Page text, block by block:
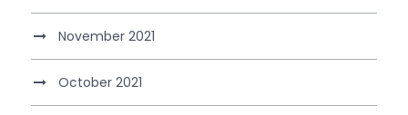
November 2021
October 2021